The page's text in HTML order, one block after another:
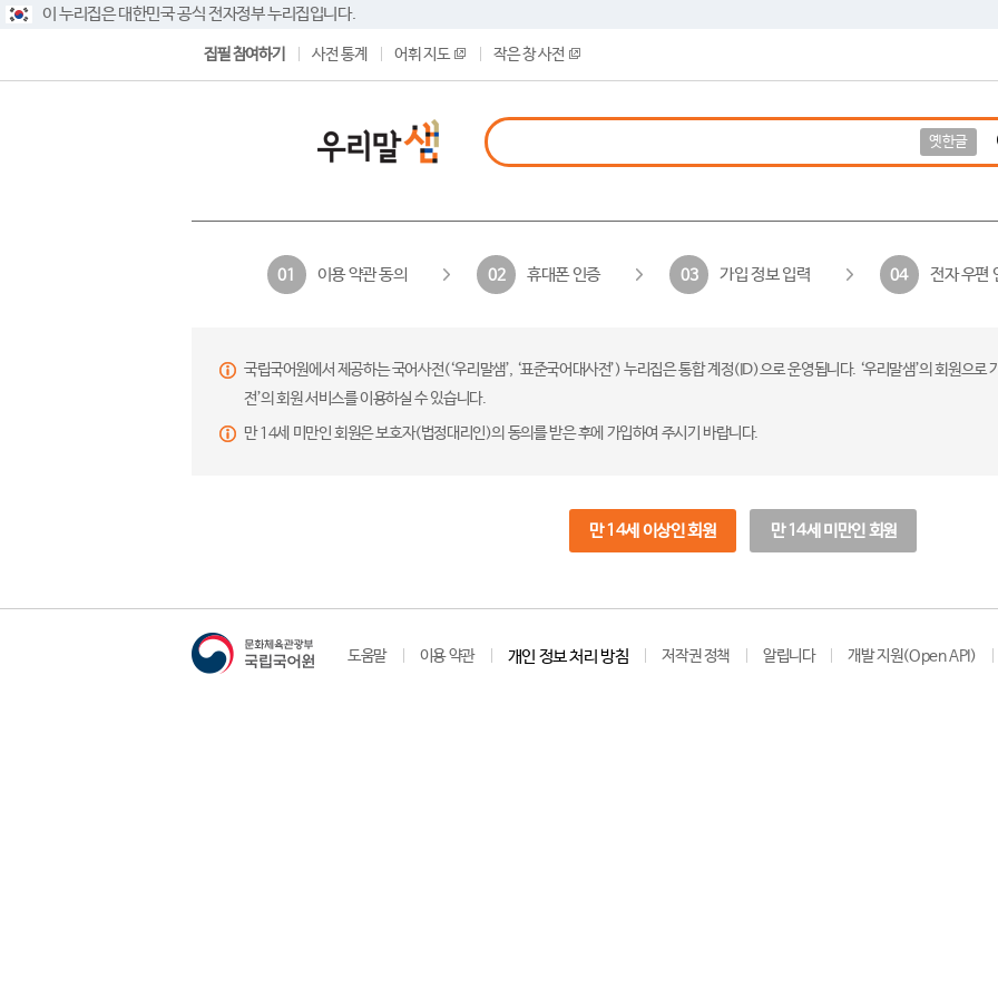
이 누리집은 대한민국 공식 전자정부 누리집입니다.
집필 참여하기 사전 통계 어휘 지도 작은 창 사전
옛한글
01 이용 약관 동의 02 휴대폰 인증 03 가입 정보 입력 04 전자 우편
국립국어원에서 제공하는 국어사전(‘우리말샘’, ‘표준국어대사전’) 누리집은 통합 계정(ID)으로 운영됩니다. ‘우리말샘’의 회원으
전’의 회원 서비스를 이용하실 수 있습니다.
만 14세 미만인 회원은 보호자(법정대리인)의 동의를 받은 후에 가입하여 주시기 바랍니다.
만 14세 이상인 회원 만 14세 미만인 회원
도움말 이용 약관 개인 정보 처리 방침 저작권 정책 알립니다 개발 지원(Open API)